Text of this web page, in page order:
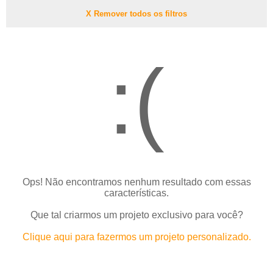
X Remover todos os filtros
:(
Ops! Não encontramos nenhum resultado com essas
características.
Que tal criarmos um projeto exclusivo para você?
Clique aqui para fazermos um projeto personalizado.